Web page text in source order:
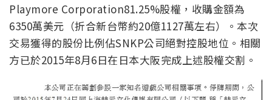
Playmore Corporation81.25%股權，收購金額為
6350萬美元（折合新台幣約20億1127萬左右）。本次
交易獲得的股份比例佔SNKP公司絕對控股地位。相關
方已於2015年8月6日在日本大阪完成上述股權交割。